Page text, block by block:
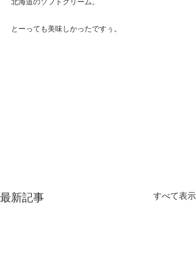
とーっても美味しかったですぅ。
最新記事 すべて表示